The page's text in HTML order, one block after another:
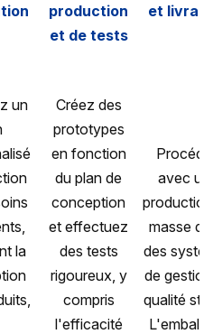
production
et de tests
et
un
la
Créez des
prototypes
en fonction
du plan de
conception
et effectuez
des tests
rigoureux, y
compris
l'efficacité
avec
masse
des
de
qualité